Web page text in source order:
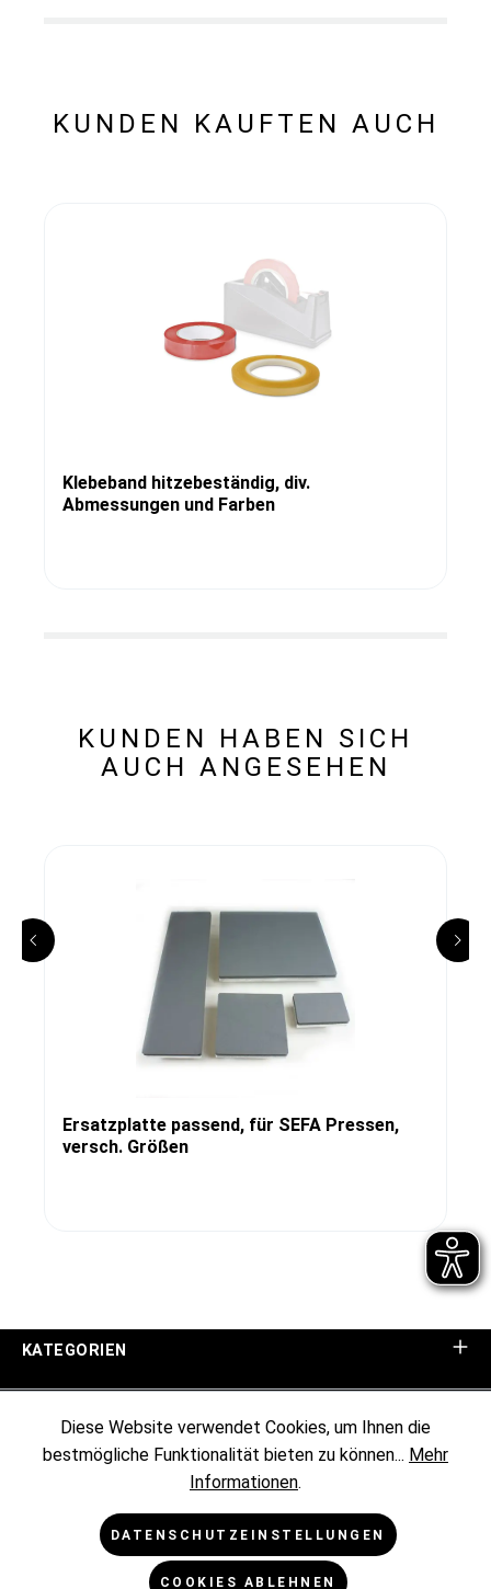
KUNDEN KAUFTEN AUCH
Klebeband hitzebeständig, div.
Abmessungen und Farben
KUNDEN HABEN SICH
AUCH ANGESEHEN
Ersatzplatte passend, für SEFA Pressen,
versch. Größen
KATEGORIEN
KUNDENINFORMATIONEN
RECHTLICHES
Diese Website verwendet Cookies, um Ihnen die
bestmögliche Funktionalität bieten zu können... Mehr
Informationen.
DATENSCHUTZEINSTELLUNGEN
COOKIES ABLEHNEN